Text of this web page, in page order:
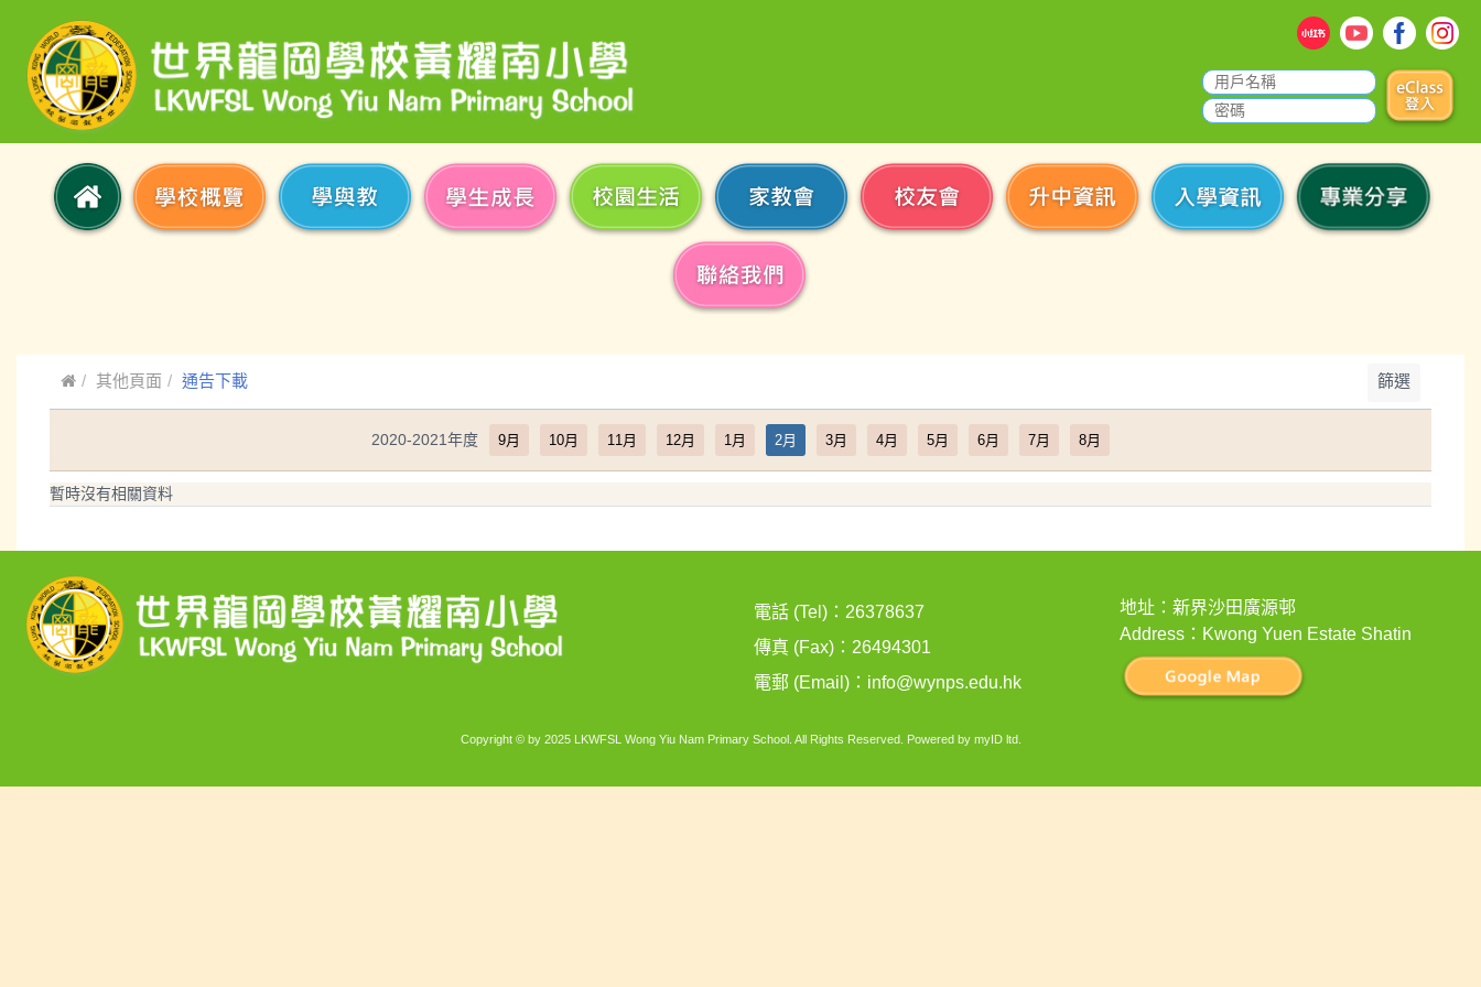
其他頁面 通告下載 篩選
2020-2021年度 9月 10月 11月 12月 1月 2月 3月 4月 5月 6月 7月 8月
暫時沒有相關資料
電話 (Tel)：26378637
傳真 (Fax)：26494301
電郵 (Email)： info@wynps.edu.hk
地址：新界沙田廣源邨
Address：Kwong Yuen Estate Shatin
Copyright © by 2025 LKWFSL Wong Yiu Nam Primary School. All Rights Reserved. Powered by myID ltd